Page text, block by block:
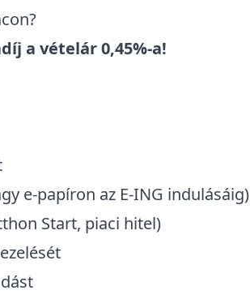
a vételár 0,45%-a!
e-papíron az E-ING indulásáig)
Start, piaci hitel)